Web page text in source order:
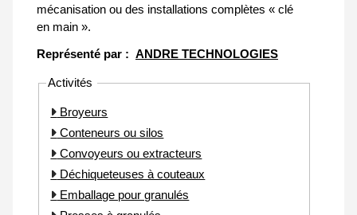
mécanisation ou des installations complètes « clé
en main ».
Représenté par : ANDRE TECHNOLOGIES
Activités
Broyeurs
Conteneurs ou silos
Convoyeurs ou extracteurs
Déchiqueteuses à couteaux
Emballage pour granulés